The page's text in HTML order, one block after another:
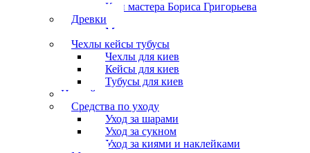
Кии мастера Бориса Григорьева
Древки
Мосты для киев
Чехлы кейсы тубусы
Чехлы для киев
Кейсы для киев
Тубусы для киев
Наклейки
Средства по уходу
Уход за шарами
Уход за сукном
Уход за киями и наклейками